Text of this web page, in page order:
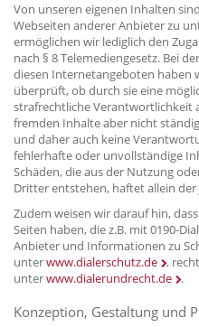
Von unseren eigenen Inhalten
Webseiten anderer Anbieter zu
ermöglichen wir lediglich den
nach § 8 Telemediengesetz. Bei
diesen Internetangeboten haben
überprüft, ob durch sie eine
strafrechtliche Verantwortlichkeit
fremden Inhalte aber nicht
und daher auch keine
fehlerhafte oder unvollständige
Schäden, die aus der Nutzung
Dritter entstehen, haftet allein der
Zudem weisen wir darauf hin,
Seiten haben, die z.B. mit 0190-
Anbieter und Informationen zu
unterwww.dialerschutz.de ,
unterwww.dialerundrecht.de .
Konzeption, Gestaltung und